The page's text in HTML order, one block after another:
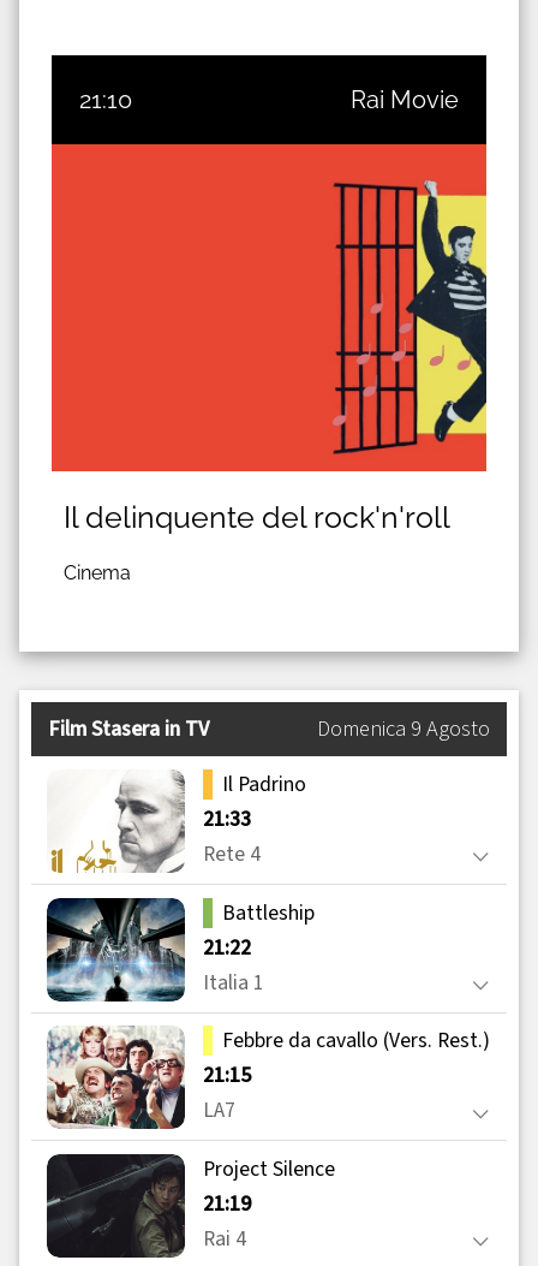
21:10 Rai Movie
Il delinquente del rock'n'roll
Cinema